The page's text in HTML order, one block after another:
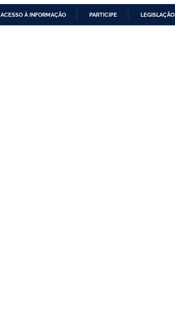
ACESSO À INFORMAÇÃO PARTICIPE LEGISLAÇÃO